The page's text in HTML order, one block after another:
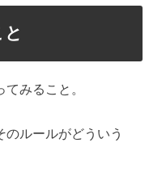
みること。
のルールがどういう